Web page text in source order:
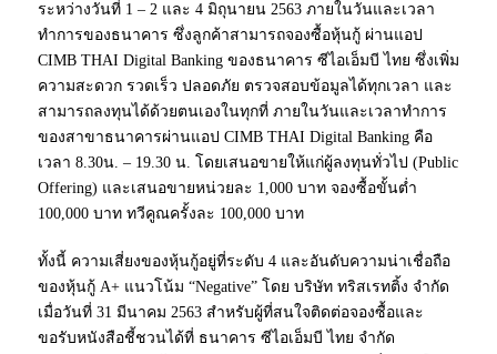
ระหว่างวันที่ 1 – 2 และ 4 มิถุนายน 2563 ภายในวันและเวลา
ทำการของธนาคาร ซึ่งลูกค้าสามารถจองซื้อหุ้นกู้ ผ่านแอป
CIMB THAI Digital Banking ของธนาคาร ซีไอเอ็มบี ไทย ซึ่งเพิ่ม
ความสะดวก รวดเร็ว ปลอดภัย ตรวจสอบข้อมูลได้ทุกเวลา และ
สามารถลงทุนได้ด้วยตนเองในทุกที่ ภายในวันและเวลาทำการ
ของสาขาธนาคารผ่านแอป CIMB THAI Digital Banking คือ
เวลา 8.30น. – 19.30 น. โดยเสนอขายให้แก่ผู้ลงทุนทั่วไป (Public
Offering) และเสนอขายหน่วยละ 1,000 บาท จองซื้อขั้นต่ำ
100,000 บาท ทวีคูณครั้งละ 100,000 บาท
ทั้งนี้ ความเสี่ยงของหุ้นกู้อยู่ที่ระดับ 4 และอันดับความน่าเชื่อถือ
ของหุ้นกู้ A+ แนวโน้ม “Negative” โดย บริษัท ทริสเรทติ้ง จำกัด
เมื่อวันที่ 31 มีนาคม 2563 สำหรับผู้ที่สนใจติดต่อจองซื้อและ
ขอรับหนังสือชี้ชวนได้ที่ ธนาคาร ซีไอเอ็มบี ไทย จำกัด